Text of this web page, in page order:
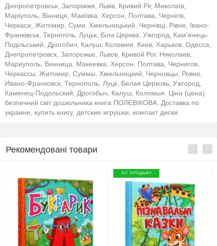
Дніпропетровськ, Запоріжжя, Львів, Кривий Ріг, Миколаїв,
Маріуполь, Вінниця, Макіївка, Херсон, Полтава, Чернігів,
Черкаси, Житомир, Суми, Хмельницький, Чернівці, Рівне, Івано-
Франківськ, Тернопіль, Луцьк, Біла Церква, Ужгород, Кам'янець-
Подільський, Дрогобич, Калуш, Коломия, Киев, Харьков, Одесса,
Днепропетровск, Запорожье, Львов, Кривой Рог, Николаев,
Мариуполь, Винница, Макеевка, Херсон, Полтава, Чернигов,
Черкассы, Житомир, Суммы, Хмельницкий, Черновцы, Ровно,
Ивано-Франковск, Тернополь, Луцк, Белая Церковь, Ужгород,
Каменец-Подольский, Дрогобыч, Калуш, Коломыя. Ціна (цена)
безпечний світ дошкільника книга ПОЛЄВІКОВА. Доставка по
украине, купить книгу, детские игрушки, компакт диски.
Рекомендовані товари
ХІТ ПРОДАЖУ